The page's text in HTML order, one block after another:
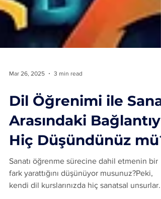
Mar 26, 2025 3 min read
Dil Öğrenimi ile Sanat
Arasındaki Bağlantıyı
Hiç Düşündünüz mü?
Sanatı öğrenme sürecine dahil etmenin bir